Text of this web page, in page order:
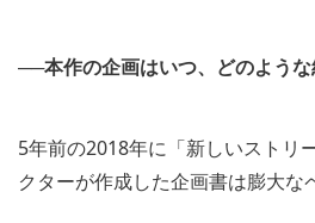
──本作の企画はいつ、どのような
5年前の2018年に「新しいストリ
クターが作成した企画書は膨大な